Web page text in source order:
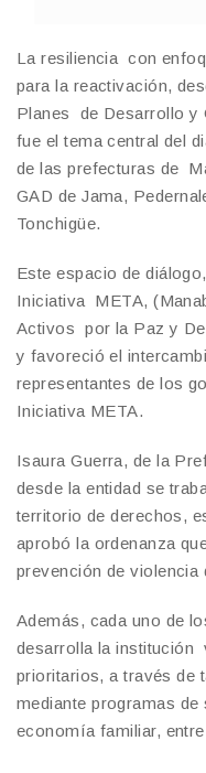
La resiliencia con
para la reactivación,
Planes de Desarrollo y
fue el tema central del
de las prefecturas de
GAD de Jama,
Tonchigüe.
Este espacio de
Iniciativa META,
Activos por la Paz y
y favoreció el
representantes de los
Iniciativa META.
Isaura Guerra, de la
desde la entidad se
territorio de derechos,
aprobó la ordenanza
prevención de violencia
Además, cada uno de
desarrolla la institución
prioritarios, a través de
mediante programas de
economía familiar,